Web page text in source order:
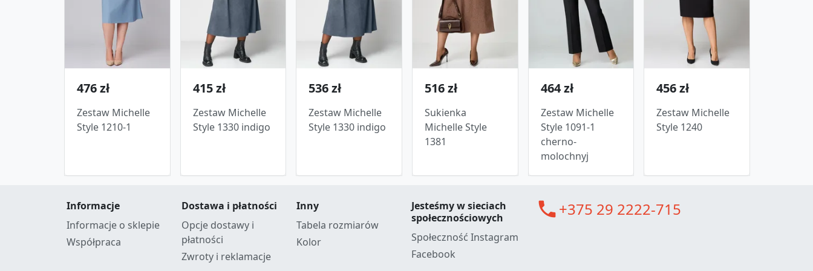
476 zł
Zestaw Michelle
Style 1210-1
415 zł
Zestaw Michelle
Style 1330 indigo
536 zł
Zestaw Michelle
Style 1330 indigo
516 zł
Sukienka
Michelle Style
1381
464 zł
Zestaw Michelle
Style 1091-1
cherno-
molochnyj
456 zł
Zestaw Michelle
Style 1240
Informacje
Informacje o sklepie
Współpraca
Dostawa i płatności
Opcje dostawy i
płatności
Zwroty i reklamacje
Inny
Tabela rozmiarów
Kolor
Jesteśmy w sieciach
społecznościowych
Społeczność Instagram
Facebook
call+375 29 2222-715